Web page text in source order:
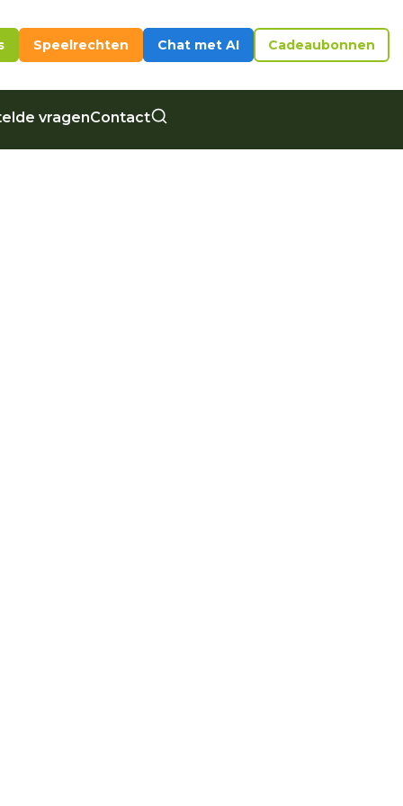
Speelrechten Chat met AI Cadeaubonnen
vragenContact